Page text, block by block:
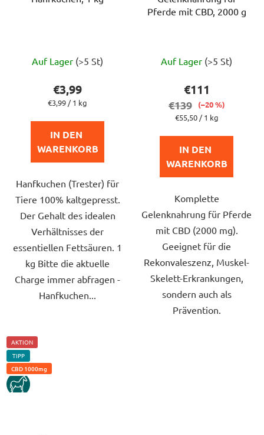
Auf Lager (>5 St)
€3,99
Verkaufspreis:
€3,99 / 1 kg
IN DEN
WARENKORB
Hanfkuchen (Trester) für
Tiere 100% kaltgepresst.
Der Gehalt des idealen
Verhältnisses der
essentiellen Fettsäuren. 1
kg Bitte die aktuelle
Charge immer abfragen -
Hanfkuchen...
Pferde mit CBD, 2000 g
5,0
5
Sternen.
Auf Lager (>5 St)
€111
€139
(–20 %)
Verkaufspreis:
€55,50 / 1 kg
IN DEN
WARENKORB
Komplette
Gelenknahrung für Pferde
mit CBD (2000 mg).
Geeignet für die
Rekonvaleszenz, Muskel-
Skelett-Erkrankungen,
sondern auch als
Prävention.
AKTION
TIPP
CBD 1000mg
KUN